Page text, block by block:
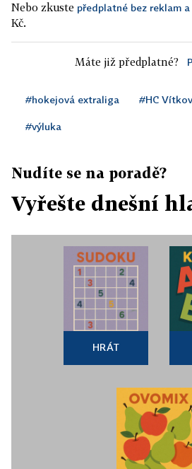
Nebo zkuste předplatné bez reklam
Kč.
Máte již předplatné?
#hokejová extraliga #HC
#výluka
Nudíte se na poradě?
Vyřešte dnešní
HRÁT